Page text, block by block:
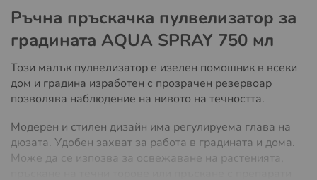
Ръчна пръскачка пулвелизатор за
градината AQUA SPRAY 750 мл
Този малък пулвелизатор е изелен помошник в всеки
дом и градина изработен с прозрачен резервоар
позволява наблюдение на нивото на течността.
Модерен и стилен дизайн има регулируема глава на
дюзата. Удобен захват за работа в градината и дома.
Може да се изпозва за освежаване на растенията,